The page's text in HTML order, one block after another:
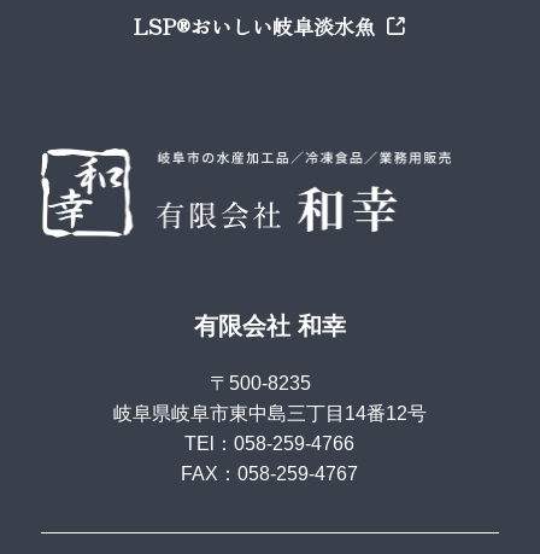
LSP®おいしい岐阜淡水魚
有限会社 和幸
〒500-8235
岐阜県岐阜市東中島三丁目14番12号
TEl：058-259-4766
FAX：058-259-4767